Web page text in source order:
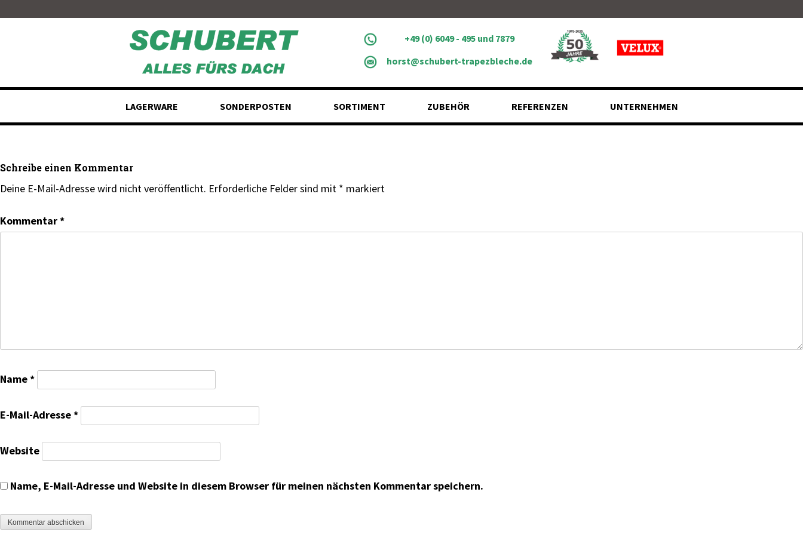
+49 (0) 6049 - 495 und 7879
horst@schubert-trapezbleche.de
LAGERWARE SONDERPOSTEN SORTIMENT ZUBEHÖR REFERENZEN UNTERNEHMEN
Schreibe einen Kommentar
Deine E-Mail-Adresse wird nicht veröffentlicht. Erforderliche Felder sind mit * markiert
Kommentar*
Name*
E-Mail-Adresse*
Website
Name, E-Mail-Adresse und Website in diesem Browser für meinen nächsten Kommentar speichern.